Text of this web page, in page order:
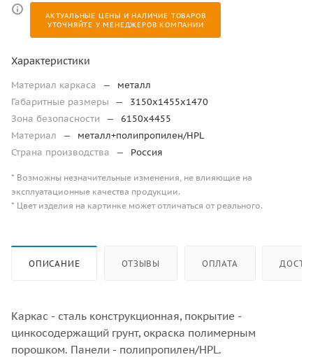
АКТУАЛЬНЫЕ ЦЕНЫ И НАЛИЧИЕ ТОВАРОВ
УТОЧНЯЙТЕ У МЕНЕДЖЕРОВ КОМПАНИИ
Характеристики
Материал каркаса —
металл
Габаритные размеры
—
3150х1455х1470
Зона безопасности
—
6150х4455
Материал
—
металл+полипропилен/HPL
Страна производства
— Россия
* Возможны незначительные изменения, не влияющие на
эксплуатационные качества продукции.
* Цвет изделия на картинке может отличаться от реального.
ОПИСАНИЕ ОТЗЫВЫ ОПЛАТА
Каркас - сталь конструкционная, покрытие -
цинкосодержащий грунт, окраска полимерным
порошком. Панели - полипропилен/HPL.